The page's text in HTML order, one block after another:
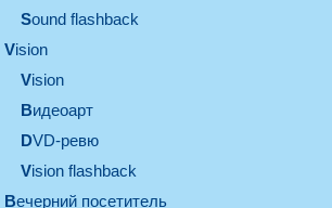
Sound flashback
vision
vision
видеоарт
DVD-ревю
Vision flashback
вечерний посетитель